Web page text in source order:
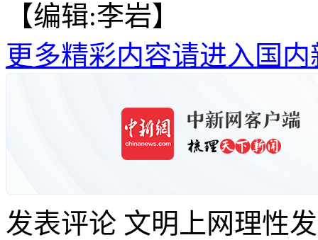
【编辑:李岩】
更多精彩内容请进入国内
发表评论 文明上网理性